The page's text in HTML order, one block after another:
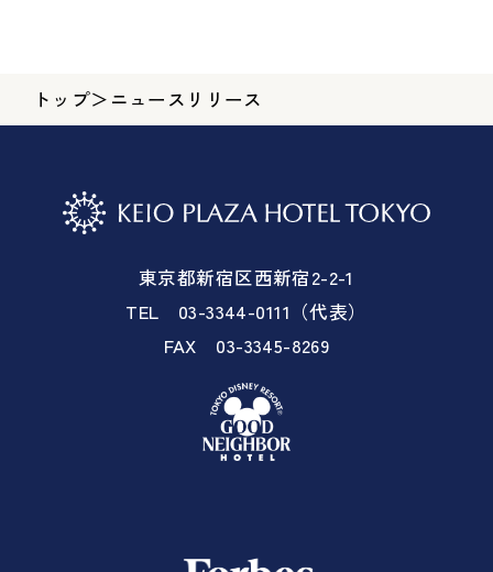
トップ＞ ニュースリリース
東京都新宿区西新宿2-2-1
TEL 03-3344-0111（代表）
FAX 03-3345-8269